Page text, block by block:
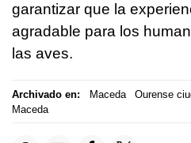
garantizar que la
agradable para los
las aves.
Archivado en: Maceda Ourense
Maceda